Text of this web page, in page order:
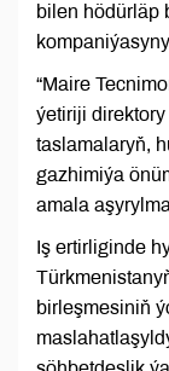
bilen hödürläp
“Maire
ýetiriji
taslamalaryň,
gazhimiýa
amala
Iş ertirliginde
birleşmesiniň